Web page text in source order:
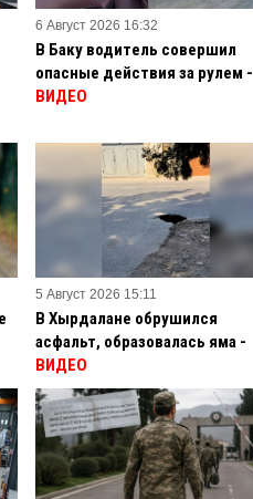
6 Август 2026 16:32
В Баку водитель совершил
опасные действия за рулем -
ВИДЕО
5 Август 2026 15:11
В Хырдалане обрушился
асфальт, образовалась яма -
ВИДЕО